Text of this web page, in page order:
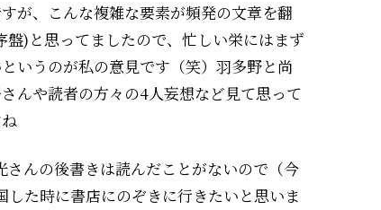
が、こんな複雑な要素が頻発の文章を翻
)と思ってましたので、忙しい栄にはまず
いうのが私の意見です（笑）羽多野と尚
んや読者の方々の4人妄想など見て思って
んの後書きは読んだことがないので（今
た時に書店にのぞきに行きたいと思いま